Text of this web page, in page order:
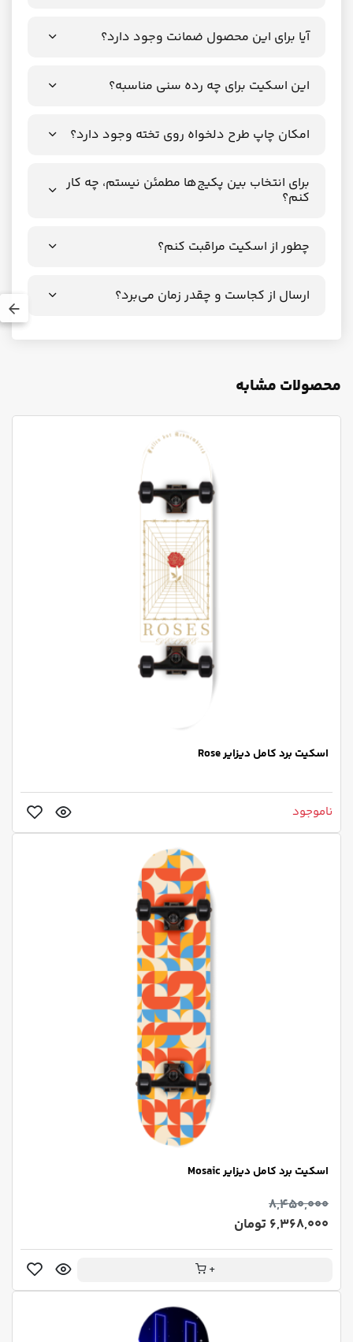
آیا برای این محصول ضمانت وجود دارد؟
این اسکیت برای چه رده سنی مناسبه؟
امکان چاپ طرح دلخواه روی تخته وجود دارد؟
برای انتخاب بین پکیج‌ها مطمئن نیستم، چه کار
کنم؟
چطور از اسکیت مراقبت کنم؟
ارسال از کجاست و چقدر زمان می‌برد؟
محصولات مشابه
اسکیت برد کامل دیزایر Rose
ناموجود
اسکیت برد کامل دیزایر Mosaic
8,450,000
6,368,000 تومان
+